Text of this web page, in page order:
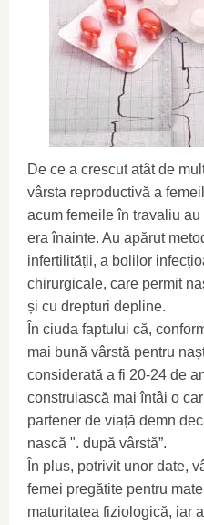
De ce a crescut atât de
vârsta reproductivă a
acum femeile în travaliu
era înainte. Au apărut
infertilității, a bolilor
chirurgicale, care permit
și cu drepturi depline.
În ciuda faptului că,
mai bună vârstă pentru
considerată a fi 20-24 de
construiască mai întâi o
partener de viață demn
nască ". după vârstă”.
În plus, potrivit unor date,
femei pregătite pentru
maturitatea fiziologică, iar